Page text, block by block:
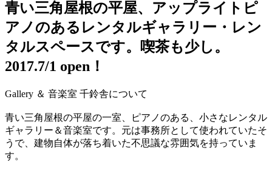
青い三角屋根の平屋、アップライトピ
アノのあるレンタルギャラリー・レン
タルスペースです。喫茶も少し。
2017.7/1 open！
Gallery ＆ 音楽室 千鈴舎について
青い三角屋根の平屋の一室、ピアノのある、小さなレンタル
ギャラリー＆音楽室です。元は事務所として使われていたそ
うで、建物自体が落ち着いた不思議な雰囲気を持っていま
す。